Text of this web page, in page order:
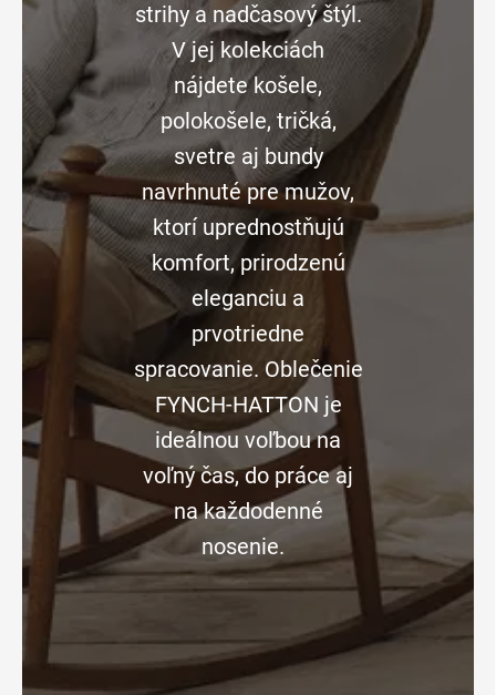
strihy a nadčasový štýl.
V jej kolekciách
nájdete košele,
polokošele, tričká,
svetre aj bundy
navrhnuté pre mužov,
ktorí uprednostňujú
komfort, prirodzenú
eleganciu a
prvotriedne
spracovanie. Oblečenie
FYNCH-HATTON je
ideálnou voľbou na
voľný čas, do práce aj
na každodenné
nosenie.